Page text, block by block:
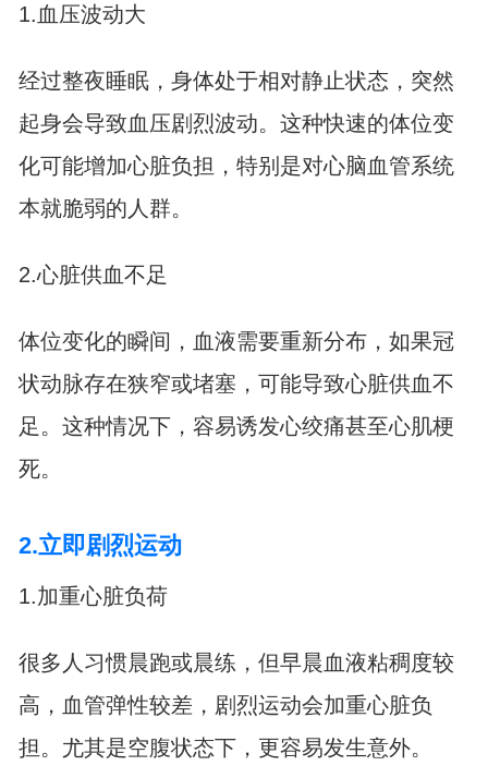
1.血压波动大
经过整夜睡眠，身体处于相对静止状态，突然
起身会导致血压剧烈波动。这种快速的体位变
化可能增加心脏负担，特别是对心脑血管系统
本就脆弱的人群。
2.心脏供血不足
体位变化的瞬间，血液需要重新分布，如果冠
状动脉存在狭窄或堵塞，可能导致心脏供血不
足。这种情况下，容易诱发心绞痛甚至心肌梗
死。
2.立即剧烈运动
1.加重心脏负荷
很多人习惯晨跑或晨练，但早晨血液粘稠度较
高，血管弹性较差，剧烈运动会加重心脏负
担。尤其是空腹状态下，更容易发生意外。